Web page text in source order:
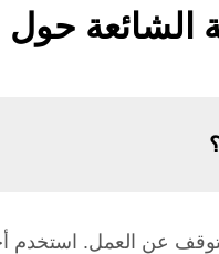
الشائعة حول
عن العمل. استخدم